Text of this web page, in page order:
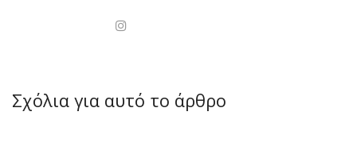
Σχόλια για αυτό το άρθρο